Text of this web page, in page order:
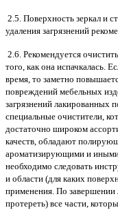
2.5. Поверхность зеркал и
удаления загрязнений
2.6. Рекомендуется
того, как она испачкалась.
время, то заметно
повреждений мебельных
загрязнений лакированных
специальные очистители,
достаточно широком
качеств, обладают
ароматизирующими и
необходимо следовать
и области (для каких
применения. По
протереть) все части,